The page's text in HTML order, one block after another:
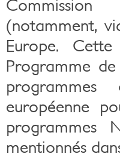
(notamment,
Europe.
Programme
européenne
programmes
mentionnés